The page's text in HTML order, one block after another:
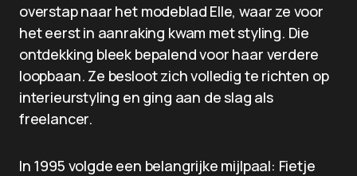
overstap naar het modeblad Elle, waar ze voor
het eerst in aanraking kwam met styling. Die
ontdekking bleek bepalend voor haar verdere
loopbaan. Ze besloot zich volledig te richten op
interieurstyling en ging aan de slag als
freelancer.
In 1995 volgde een belangrijke mijlpaal: Fietje